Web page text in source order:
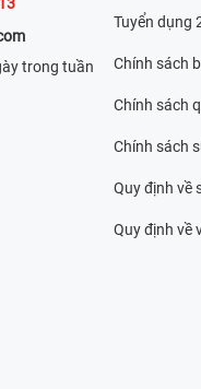
trong tuần
Tuyển dụng
Chính sách
Chính sách
Chính sách
Quy định về
Quy định về